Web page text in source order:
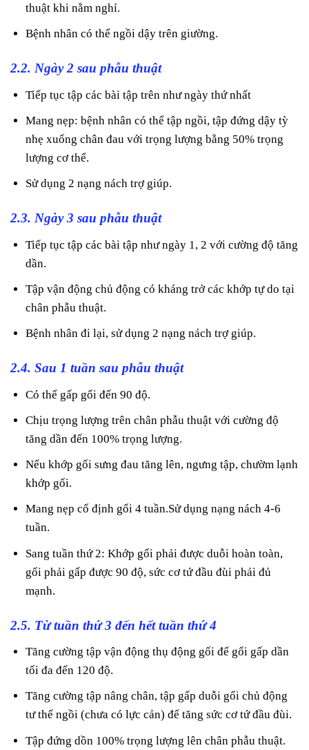
thuật khi nằm nghỉ.
Bệnh nhân có thể ngồi dậy trên giường.
2.2. Ngày 2 sau phẫu thuật
Tiếp tục tập các bài tập trên như ngày thứ nhất
Mang nẹp: bệnh nhân có thể tập ngồi, tập đứng dậy tỳ
nhẹ xuống chân đau với trọng lượng bằng 50% trọng
lượng cơ thể.
Sử dụng 2 nạng nách trợ giúp.
2.3. Ngày 3 sau phẫu thuật
Tiếp tục tập các bài tập như ngày 1, 2 với cường độ tăng
dần.
Tập vận động chủ động có kháng trở các khớp tự do tại
chân phẫu thuật.
Bệnh nhân đi lại, sử dụng 2 nạng nách trợ giúp.
2.4. Sau 1 tuần sau phẫu thuật
Có thể gấp gối đến 90 độ.
Chịu trọng lượng trên chân phẫu thuật với cường độ
tăng dần đến 100% trọng lượng.
Nếu khớp gối sưng đau tăng lên, ngưng tập, chườm lạnh
khớp gối.
Mang nẹp cố định gối 4 tuần.Sử dụng nạng nách 4-6
tuần.
Sang tuần thứ 2: Khớp gối phải được duỗi hoàn toàn,
gối phải gấp được 90 độ, sức cơ tứ đầu đùi phải đủ
mạnh.
2.5. Từ tuần thứ 3 đến hết tuần thứ 4
Tăng cường tập vận động thụ động gối để gối gấp dần
tối đa đến 120 độ.
Tăng cường tập nâng chân, tập gấp duỗi gối chủ động
tư thế ngồi (chưa có lực cản) để tăng sức cơ tứ đầu đùi.
Tập đứng dồn 100% trọng lượng lên chân phẫu thuật.